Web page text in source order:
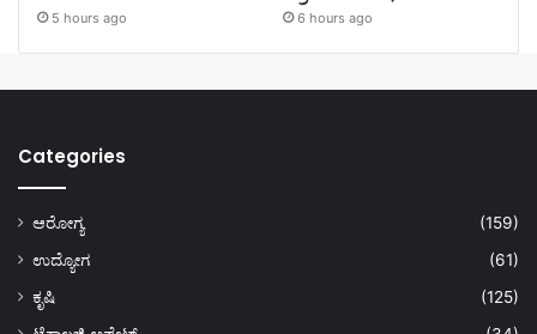
5 hours ago 6 hours ago
Categories
ಆರೋಗ್ಯ
(159)
ಉದ್ಯೋಗ
(61)
ಕೃಷಿ
(125)